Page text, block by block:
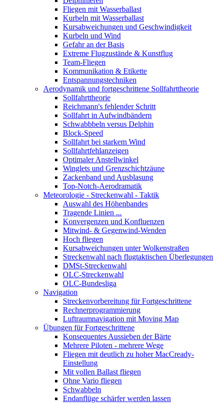
Fliegen mit Wasserballast
Kurbeln mit Wasserballast
Kursabweichungen und Geschwindigkeit
Kurbeln und Wind
Gefahr an der Basis
Extreme Flugzustände & Kunstflug
Team-Fliegen
Kommunikation & Etikette
Entspannungstechniken
Aerodynamik und fortgeschrittene Sollfahrttheorie
Sollfahrttheorie
Reichmann's fehlender Schritt
Sollfahrt in Aufwindbändern
Schwabbbeln versus Delphin
Block-Speed
Sollfahrt bei starkem Wind
Sollfahrtfehlanzeigen
Optimaler Anstellwinkel
Winglets und Grenzschichtzäune
Zackenband und Ausblasung
Top-Notch-Aerodramatik
Meteorologie - Streckenwahl - Taktik
Auswahl des Höhenbandes
Tragende Linien ...
Konvergenzen und Konfluenzen
Mitwind- & Gegenwind-Wenden
Hoch fliegen
Kursabweichungen unter Wolkenstraßen
Streckenwahl nach flugtaktischen Überlegungen
DMSt-Streckenwahl
OLC-Streckenwahl
OLC-Bundesliga
Navigation
Streckenvorbereitung für Fortgeschrittene
Rechnerprogrammierung
Luftraumnavigation mit Moving Map
Übungen für Fortgeschrittene
Konsequentes Aussieben der Bärte
Mehrere Piloten - mehrere Wege
Fliegen mit deutlich zu hoher MacCready-
Einstellung
Mit vollen Ballast fliegen
Ohne Vario fliegen
Schwabbeln
Endanflüge schärfer werden lassen